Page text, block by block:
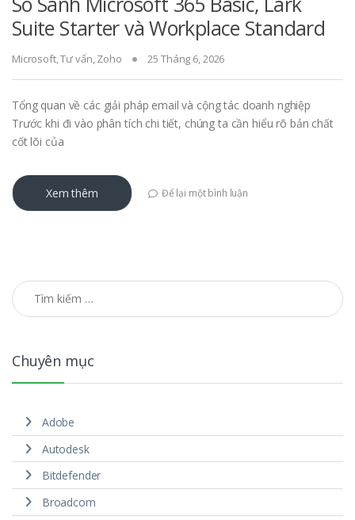
Suite Starter và Workplace Standard
Microsoft,Tư vấn,Zoho 25 Tháng 6, 2026
Tổng quan về các giải pháp email và cộng tác doanh nghiệp
Trước khi đi vào phân tích chi tiết, chúng ta cần hiểu rõ bản chất
cốt lõi của
Xem thêm Để lại một bình luận
Tìm kiếm cho:
Chuyên mục
Adobe
Autodesk
Bitdefender
Broadcom